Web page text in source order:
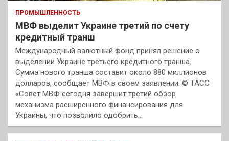
ПРОМЫШЛЕННОСТЬ
МВФ выделит Украине третий по счету
кредитный транш
Международный валютный фонд принял решение о
выделении Украине третьего кредитного транша.
Сумма нового транша составит около 880 миллионов
долларов, сообщает МВФ в своем заявлении. © ТАСС
«Совет МВФ сегодня завершит третий обзор
механизма расширенного финансирования для
Украины, что позволило одобрить…